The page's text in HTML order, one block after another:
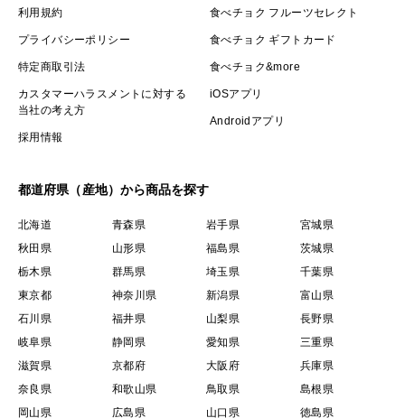
利用規約
プライバシーポリシー
特定商取引法
カスタマーハラスメントに対する
当社の考え方
採用情報
食べチョク フルーツセレクト
食べチョク ギフトカード
食べチョク&more
iOSアプリ
Androidアプリ
都道府県（産地）から商品を探す
北海道 青森県 岩手県
宮城県
秋田県
山形県 福島県
茨城県
栃木県
群馬県 埼玉県
千葉県
東京都
神奈川県 新潟県
富山県
石川県
福井県 山梨県
長野県
岐阜県
静岡県 愛知県
三重県
滋賀県
京都府 大阪府
兵庫県
奈良県
和歌山県 鳥取県
島根県
岡山県
広島県 山口県 徳島県